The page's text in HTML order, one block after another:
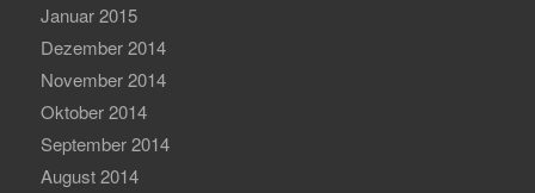
Januar 2015
Dezember 2014
November 2014
Oktober 2014
September 2014
August 2014